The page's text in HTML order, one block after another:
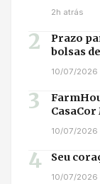
2h atrás
2
Prazo
bolsas
10/07/2026
3
CasaCor
10/07/2026
4 Seu
10/07/2026